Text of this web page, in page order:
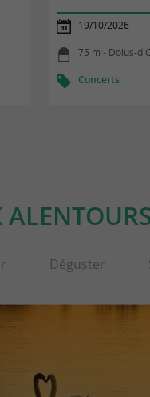
19/10/2026
75 m - Dolus-
Concerts
Déguster